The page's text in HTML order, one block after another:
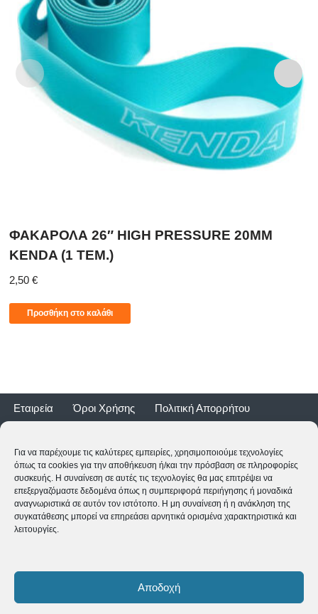
Για να παρέχουμε τις καλύτερες εμπειρίες, χρησιμοποιούμε τεχνολογίες
όπως τα cookies για την αποθήκευση ή/και την πρόσβαση σε πληροφορίες
συσκευής. Η συναίνεση σε αυτές τις τεχνολογίες θα μας επιτρέψει να
επεξεργαζόμαστε δεδομένα όπως η συμπεριφορά περιήγησης ή μοναδικά
αναγνωριστικά σε αυτόν τον ιστότοπο. Η μη συναίνεση ή η ανάκληση της
συγκατάθεσης μπορεί να επηρεάσει αρνητικά ορισμένα χαρακτηριστικά και
λειτουργίες.
Αποδοχή
ΦΑΚΑΡΟΛΑ 26″ HIGH PRESSURE 20MM
KENDA (1 ΤΕΜ.)
2,50 €
Προσθήκη στο καλάθι
Εταιρεία Όροι Χρήσης
Πολιτική Απορρήτου
Δευ-Τετ-Σαβ 09:00-15:00 | Τρι-Πεμ-Παρ 10:00-18:00 | Κυρ
ΚΛΕΙΣΤΑ